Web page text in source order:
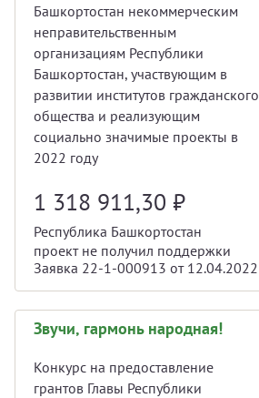
Башкортостан некоммерческим
неправительственным
организациям Республики
Башкортостан, участвующим в
развитии институтов гражданского
общества и реализующим
социально значимые проекты в
2022 году
1 318 911,30 ₽
Республика Башкортостан
проект не получил поддержки
Заявка 22-1-000913 от 12.04.2022
Звучи, гармонь народная!
Конкурс на предоставление
грантов Главы Республики